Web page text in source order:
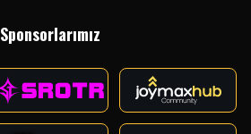
Sponsorlarımız